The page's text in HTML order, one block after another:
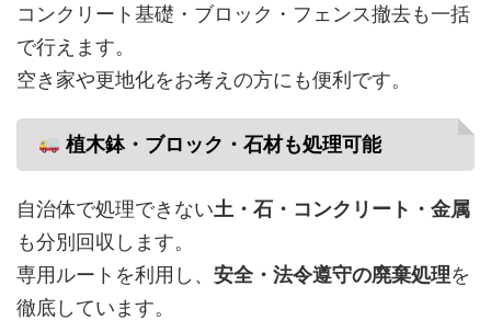
コンクリート基礎・ブロック・フェンス撤去も一括
で行えます。
空き家や更地化をお考えの方にも便利です。
植木鉢・ブロック・石材も処理可能
自治体で処理できない土・石・コンクリート・金属
も分別回収します。
専用ルートを利用し、 安全・法令遵守の廃棄処理を
徹底しています。